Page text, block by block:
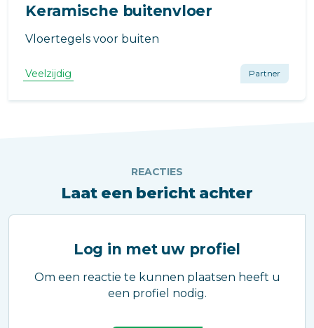
Keramische buitenvloer
Vloertegels voor buiten
Veelzijdig Partner
REACTIES
Laat een bericht achter
Log in met uw profiel
Om een reactie te kunnen plaatsen heeft u
een profiel nodig.